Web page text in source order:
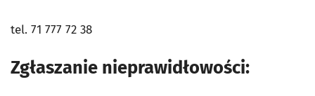
tel. 71 777 72 38
Zgłaszanie nieprawidłowości: